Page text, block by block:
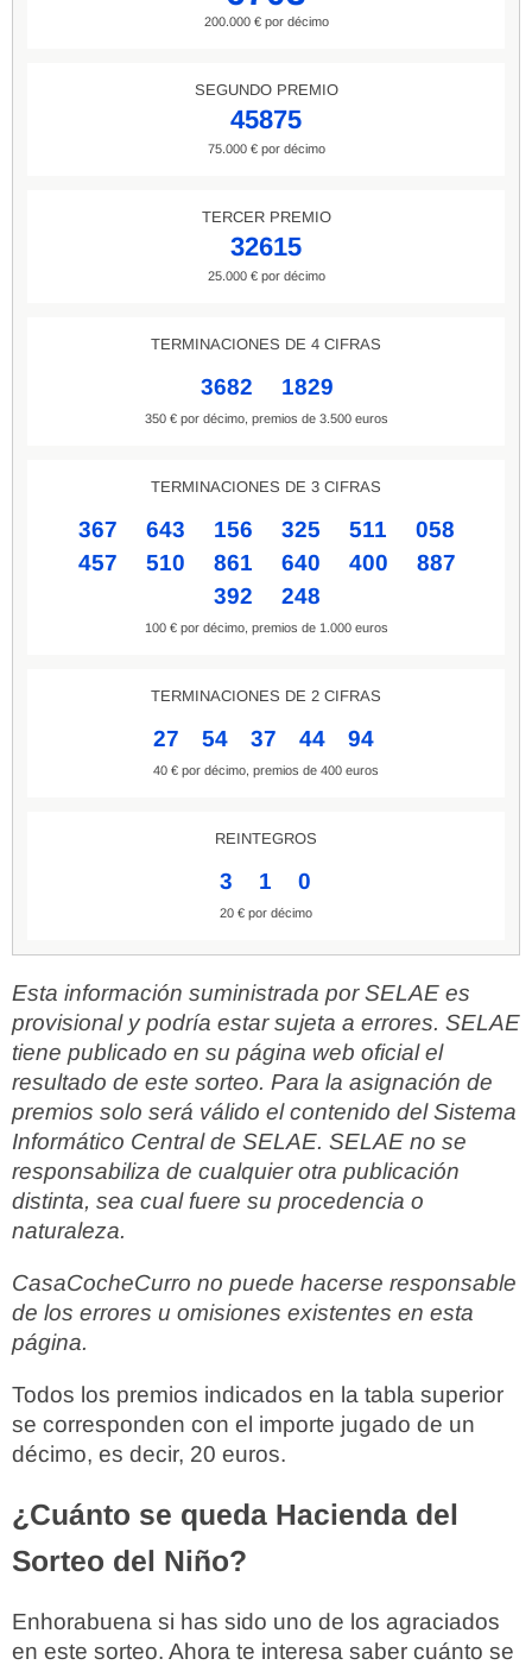
200.000 € por décimo
SEGUNDO PREMIO
45875
75.000 € por décimo
TERCER PREMIO
32615
25.000 € por décimo
TERMINACIONES DE 4 CIFRAS
3682 1829
350 € por décimo, premios de 3.500 euros
TERMINACIONES DE 3 CIFRAS
367 643 156 325 511
058
457
510 861 640 400
887
392
248
100 € por décimo, premios de 1.000 euros
TERMINACIONES DE 2 CIFRAS
27 54 37 44 94
40 € por décimo, premios de 400 euros
REINTEGROS
3 1 0
20 € por décimo
Esta información suministrada por SELAE es
provisional y podría estar sujeta a errores. SELAE
tiene publicado en su página web oficial el
resultado de este sorteo. Para la asignación de
premios solo será válido el contenido del Sistema
Informático Central de SELAE. SELAE no se
responsabiliza de cualquier otra publicación
distinta, sea cual fuere su procedencia o
naturaleza.
CasaCocheCurro no puede hacerse responsable
de los errores u omisiones existentes en esta
página.
Todos los premios indicados en la tabla superior
se corresponden con el importe jugado de un
décimo, es decir, 20 euros.
¿Cuánto se queda Hacienda del
Sorteo del Niño?
Enhorabuena si has sido uno de los agraciados
en este sorteo. Ahora te interesa saber cuánto se